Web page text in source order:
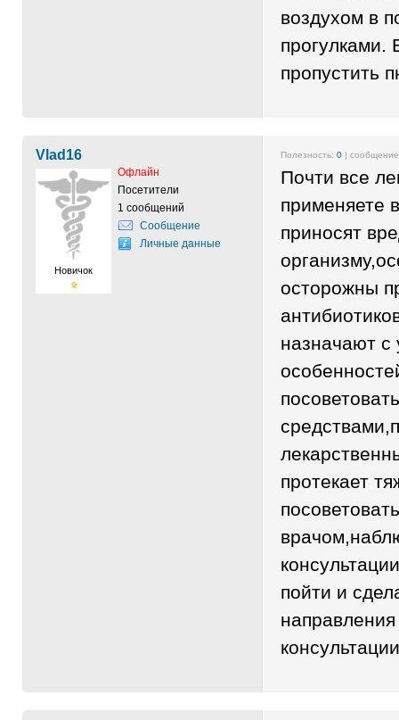
воздухом в
прогулками.
пропустить
Vlad16
Новичок
Офлайн
Посетители
1 сообщений
Сообщение
Личные данные
Полезность: 0 |
Почти все
применяете
приносят
осторожны
назначают с
протекает
пойти и